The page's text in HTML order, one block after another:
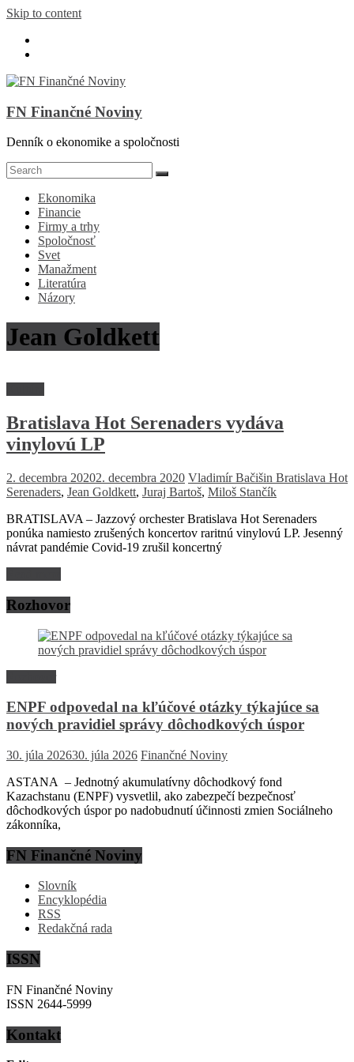
Skip to content
FN Finančné Noviny
Denník o ekonomike a spoločnosti
Ekonomika
Financie
Firmy a trhy
Spoločnosť
Svet
Manažment
Literatúra
Názory
Jean Goldkett
Bratislava Hot Serenaders vydáva
vinylovú LP
2. decembra 20202. decembra 2020 Vladimír Bačišin Bratislava Hot
Serenaders, Jean Goldkett, Juraj Bartoš, Miloš Stančík
BRATISLAVA – Jazzový orchester Bratislava Hot Serenaders
ponúka namiesto zrušených koncertov raritnú vinylovú LP. Jesenný
návrat pandémie Covid-19 zrušil koncertný
Rozhovor
ENPF odpovedal na kľúčové otázky týkajúce sa
nových pravidiel správy dôchodkových úspor
30. júla 202630. júla 2026 Finančné Noviny
ASTANA – Jednotný akumulatívny dôchodkový fond
Kazachstanu (ENPF) vysvetlil, ako zabezpečí bezpečnosť
dôchodkových úspor po nadobudnutí účinnosti zmien Sociálneho
zákonníka,
FN Finančné Noviny
Slovník
Encyklopédia
RSS
Redakčná rada
ISSN
FN Finančné Noviny
ISSN 2644-5999
Kontakt